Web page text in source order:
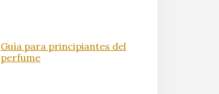
Guía para principiantes del
perfume